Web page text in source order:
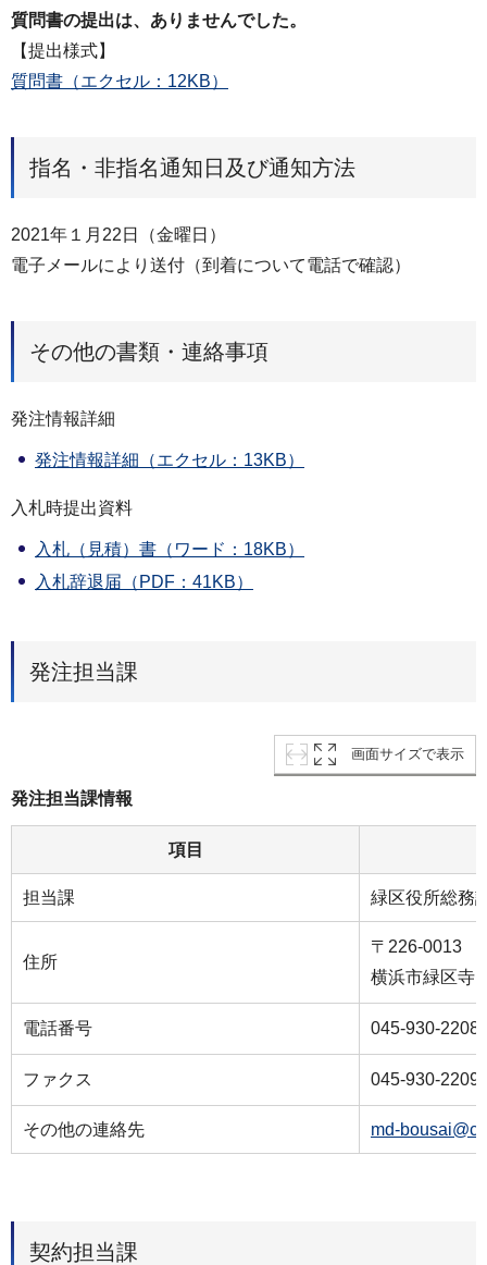
質問書の提出は、ありませんでした。
【提出様式】
質問書（エクセル：12KB）
指名・非指名通知日及び通知方法
2021年１月22日（金曜日）
電子メールにより送付（到着について電話で確認）
その他の書類・連絡事項
発注情報詳細
発注情報詳細（エクセル：13KB）
入札時提出資料
入札（見積）書（ワード：18KB）
入札辞退届（PDF：41KB）
発注担当課
画面サイズで表示
発注担当課情報
項目
担当課 緑区役所総務
住所
〒226-0013
横浜市緑区寺
電話番号 045-930-2208
ファクス 045-930-2209
その他の連絡先 md-
契約担当課